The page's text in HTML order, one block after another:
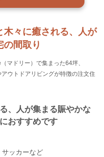
々に癒される、人が
間取り
マドリー）で集まった64坪、
ウトドアリビングが特徴の注文住
、人が集まる賑やかな
おすすめです
サッカーなど